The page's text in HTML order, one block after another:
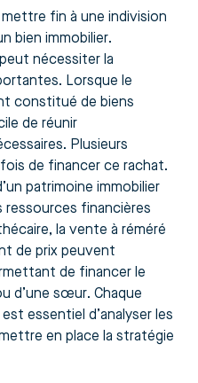
fin à une indivision
bien immobilier.
nécessiter la
Lorsque le
constitué de biens
de réunir
Plusieurs
de financer ce rachat.
patrimoine immobilier
ressources financières
la vente à réméré
de prix peuvent
de financer le
d’une sœur. Chaque
essentiel d’analyser les
en place la stratégie